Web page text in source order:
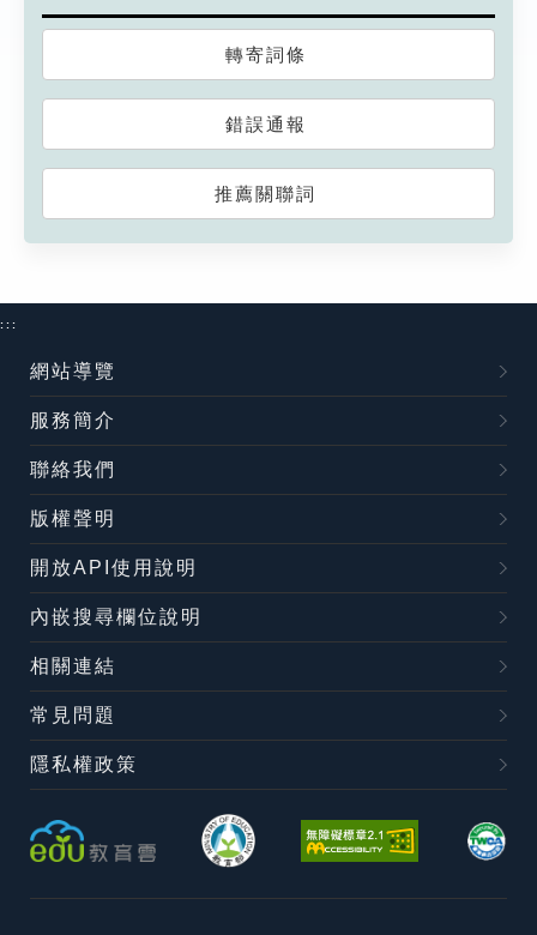
轉寄詞條
錯誤通報
推薦關聯詞
:::
網站導覽
服務簡介
聯絡我們
版權聲明
開放API使用說明
內嵌搜尋欄位說明
相關連結
常見問題
隱私權政策